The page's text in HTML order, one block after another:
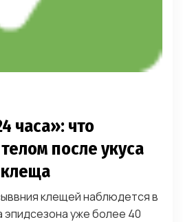
часа»: что
после укуса
клещей наблюдется в
уже более 40